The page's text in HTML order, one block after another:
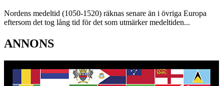
Nordens medeltid (1050-1520) räknas senare än i övriga Europa
eftersom det tog lång tid för det som utmärker medeltiden...
ANNONS